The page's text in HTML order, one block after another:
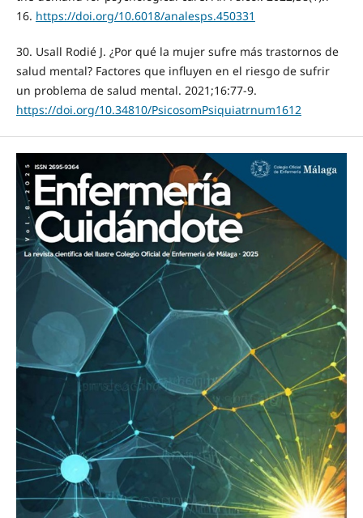
16. https://doi.org/10.6018/analesps.450331
30. Usall Rodié J. ¿Por qué la mujer sufre más trastornos de
salud mental? Factores que influyen en el riesgo de sufrir
un problema de salud mental. 2021;16:77-9.
https://doi.org/10.34810/PsicosomPsiquiatrnum1612